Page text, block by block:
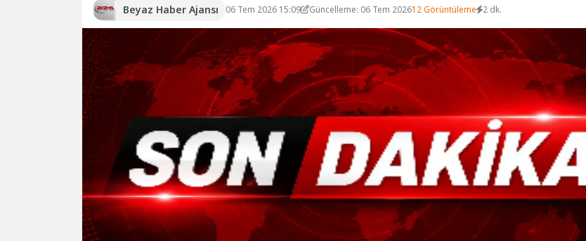
Beyaz Haber Ajansı 06 Tem 2026 15:09 Güncelleme: 06 Tem 202612 Görüntüleme 2 dk.